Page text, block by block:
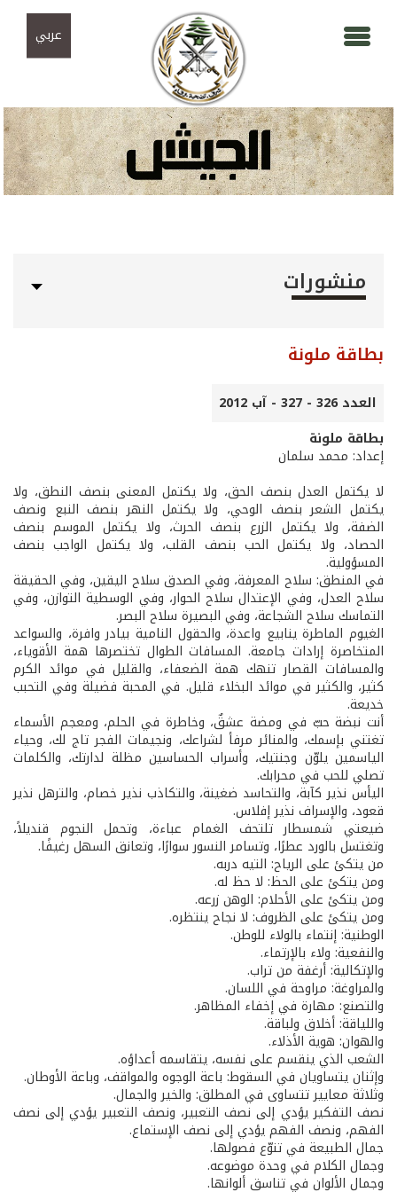
عربي
منشورات
بطاقة ملونة
العدد 326 - 327 - آب 2012
بطاقة ملونة
إعداد: محمد سلمان
لا يكتمل العدل بنصف الحق، ولا يكتمل المعنى بنصف النطق، ولا
يكتمل الشعر بنصف الوحي، ولا يكتمل النهر بنصف النبع ونصف
الضفة، ولا يكتمل الزرع بنصف الحرث، ولا يكتمل الموسم بنصف
الحصاد، ولا يكتمل الحب بنصف القلب، ولا يكتمل الواجب بنصف
المسؤولية.
في المنطق: سلاح المعرفة، وفي الصدق سلاح اليقين، وفي الحقيقة
سلاح العدل، وفي الإعتدال سلاح الحوار، وفي الوسطية التوازن، وفي
التماسك سلاح الشجاعة، وفي البصيرة سلاح البصر.
الغيوم الماطرة ينابيع واعدة، والحقول النامية بيادر وافرة، والسواعد
المتخاصرة إرادات جامعة. المسافات الطوال تختصرها همة الأقوياء،
والمسافات القصار تنهك همة الضعفاء، والقليل في موائد الكرم
كثير، والكثير في موائد البخلاء قليل. في المحبة فضيلة وفي التحبب
خديعة.
أنت نبضة حبّ في ومضة عشقٌ، وخاطرة في الحلم، ومعجم الأسماء
تغتني بإسمك، والمنائر مرفأ لشراعك، ونجيمات الفجر تاج لك، وحياء
الياسمين يلوّن وجنتيك، وأسراب الحساسين مظلة لدارتك، والكلمات
تصلي للحب في محرابك.
اليأس نذير كآبة، والتحاسد ضغينة، والتكاذب نذير خصام، والترهل نذير
قعود، والإسراف نذير إفلاس.
ضيعتي شمسطار تلتحف الغمام عباءة، وتحمل النجوم قنديلاً،
وتغتسل بالورد عطرًا، وتسامر النسور سوارًا، وتعانق السهل رغيفًا.
من يتكئ على الرياح: التيه دربه.
ومن يتكئ على الحظ: لا حظ له.
ومن يتكئ على الأحلام: الوهن زرعه.
ومن يتكئ على الظروف: لا نجاح ينتظره.
الوطنية: إنتماء بالولاء للوطن.
والنفعية: ولاء بالإرتماء.
والإتكالية: أرغفة من تراب.
والمراوغة: مراوحة في اللسان.
والتصنع: مهارة في إخفاء المظاهر.
واللياقة: أخلاق ولباقة.
والهوان: هوية الأذلاء.
الشعب الذي ينقسم على نفسه، يتقاسمه أعداؤه.
وإثنان يتساويان في السقوط: باعة الوجوه والمواقف، وباعة الأوطان.
وثلاثة معايير تتساوى في المطلق: والخير والجمال.
نصف التفكير يؤدي إلى نصف التعبير، ونصف التعبير يؤدي إلى نصف
الفهم، ونصف الفهم يؤدي إلى نصف الإستماع.
جمال الطبيعة في تنوّع فصولها.
وجمال الكلام في وحدة موضوعه.
وجمال الألوان في تناسق ألوانها.